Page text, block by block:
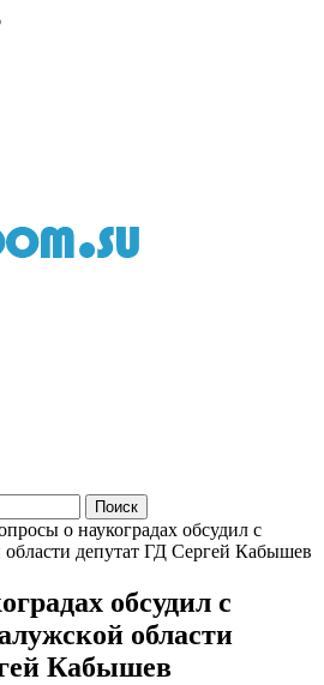
о наукоградах обсудил с
депутат ГД Сергей Кабышев
обсудил с
области
Кабышев